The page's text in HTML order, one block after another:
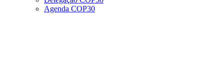
Agenda COP30